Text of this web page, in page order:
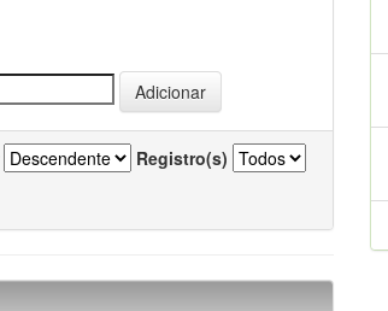
Registro(s)